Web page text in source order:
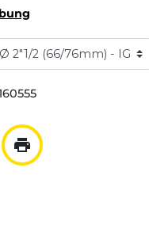
mail
à la liste
print
Imprimer